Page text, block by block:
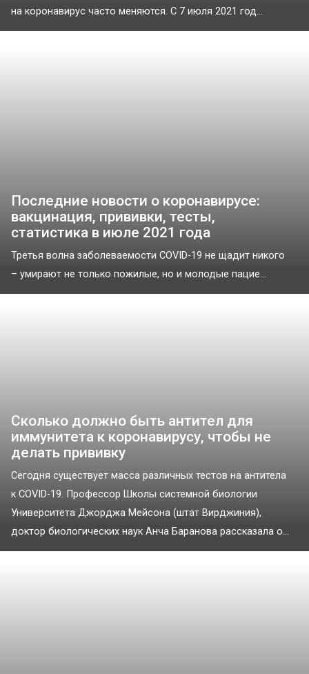
на коронавирус часто меняются. С 7 июля 2021 год...
Последние новости о коронавирусе:
вакцинация, прививки, тесты,
статистика в июле 2021 года
Третья волна заболеваемости COVID-19 не щадит никого
– умирают не только пожилые, но и молодые пацие...
Сколько должно быть антител для
иммунитета к коронавирусу, чтобы не
делать прививку
Сегодня существует масса различных тестов на антитела
к COVID-19. Профессор Школы системной биологии
Университета Джорджа Мейсона (штат Вирджиния),
доктор биологических наук Анча Баранова рассказала о...